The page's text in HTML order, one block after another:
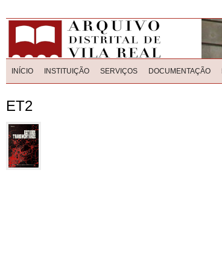
INÍCIO INSTITUIÇÃO SERVIÇOS DOCUMENTAÇÃO
ET2